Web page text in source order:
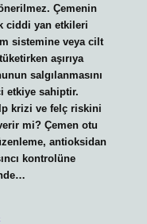
Çemenin
ciddi yan etkileri
sistemine veya cilt
aşırıya
salgılanmasını
etkiye sahiptir.
krizi ve felç riskini
mi? Çemen otu
antioksidan
kontrolüne